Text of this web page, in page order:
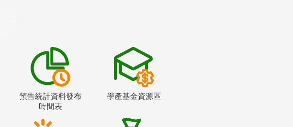
預告統計資料發布
時間表
學產基金資源區